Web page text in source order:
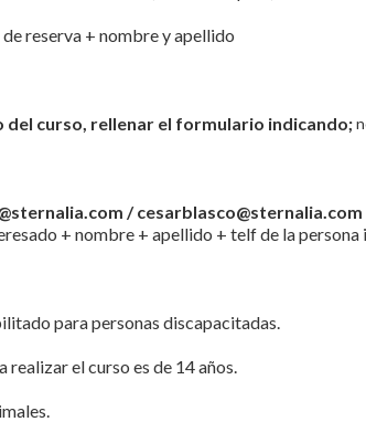
reserva + nombre y apellido
del curso, rellenar el formulario indicando;
/ cesarblasco@sternalia.com
+ nombre + apellido + telf de la
para personas discapacitadas.
realizar el curso es de 14 años.